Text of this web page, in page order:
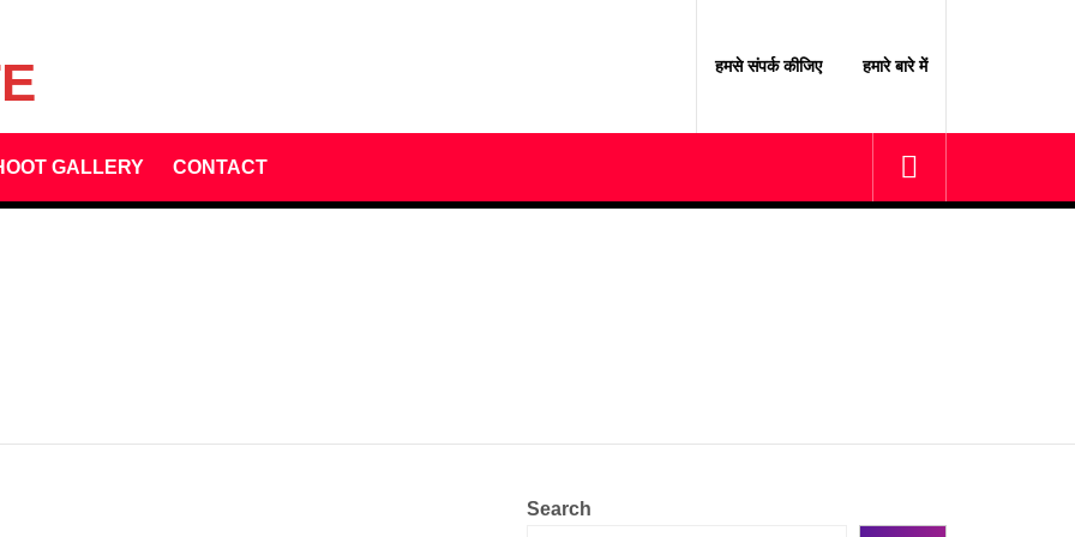
हमसे संपर्क कीजिए हमारे बारे में
GALLERY CONTACT
Search